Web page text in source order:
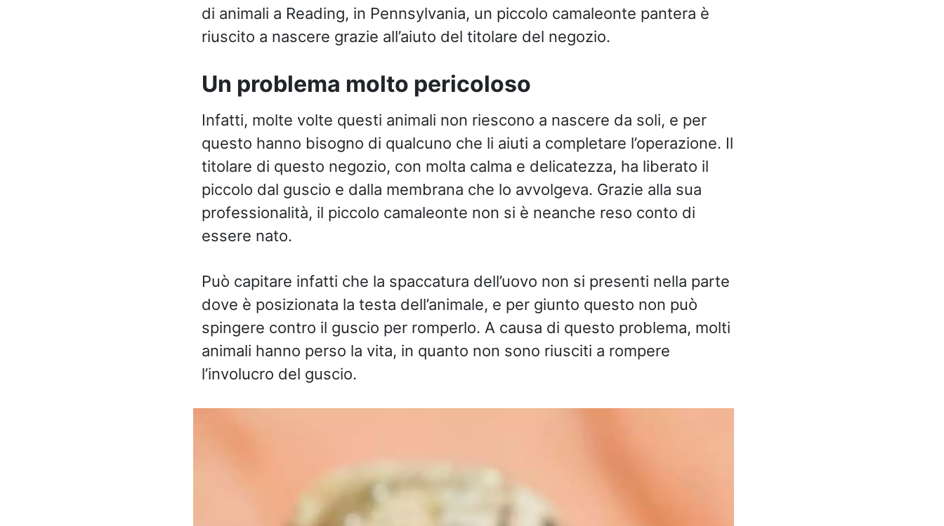
di animali a Reading, in Pennsylvania, un piccolo camaleonte pantera è
riuscito a nascere grazie all’aiuto del titolare del negozio.
Un problema molto pericoloso
Infatti, molte volte questi animali non riescono a nascere da soli, e per
questo hanno bisogno di qualcuno che li aiuti a completare l’operazione. Il
titolare di questo negozio, con molta calma e delicatezza, ha liberato il
piccolo dal guscio e dalla membrana che lo avvolgeva. Grazie alla sua
professionalità, il piccolo camaleonte non si è neanche reso conto di
essere nato.
Può capitare infatti che la spaccatura dell’uovo non si presenti nella parte
dove è posizionata la testa dell’animale, e per giunto questo non può
spingere contro il guscio per romperlo. A causa di questo problema, molti
animali hanno perso la vita, in quanto non sono riusciti a rompere
l’involucro del guscio.